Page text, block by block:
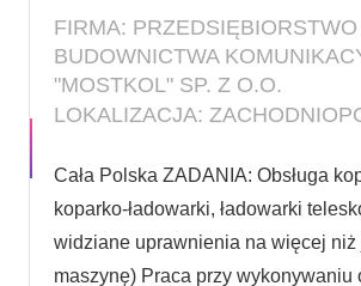
FIRMA: PRZEDSIĘBIORSTWO
BUDOWNICTWA
"MOSTKOL" SP. Z O.O.
LOKALIZACJA:
Cała Polska ZADANIA: Obsługa
koparko-ładowarki, ładowarki
widziane uprawnienia na więcej niż
maszynę) Praca przy wykonywaniu